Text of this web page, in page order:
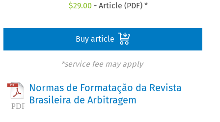
$29.00 - Article (PDF) *
Buy article
*service fee may apply
Normas de Formatação da Revista
Brasileira de Arbitragem